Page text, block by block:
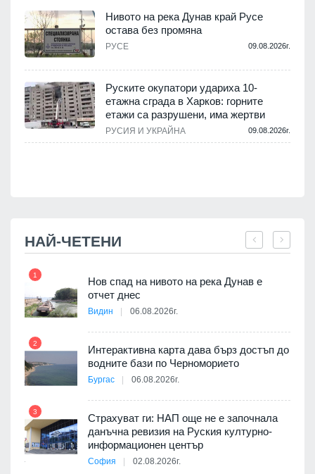
Нивото на река Дунав край Русе
остава без промяна
РУСЕ 09.08.2026г.
Руските окупатори удариха 10-
етажна сграда в Харков: горните
етажи са разрушени, има жертви
РУСИЯ И УКРАЙНА 09.08.2026г.
НАЙ-ЧЕТЕНИ
1
Нов спад на нивото на река Дунав е
отчет днес
Видин 06.08.2026г.
2
Интерактивна карта дава бърз достъп до
водните бази по Черноморието
Бургас 06.08.2026г.
3
Страхуват ги: НАП още не е започнала
данъчна ревизия на Руския културно-
информационен център
София 02.08.2026г.